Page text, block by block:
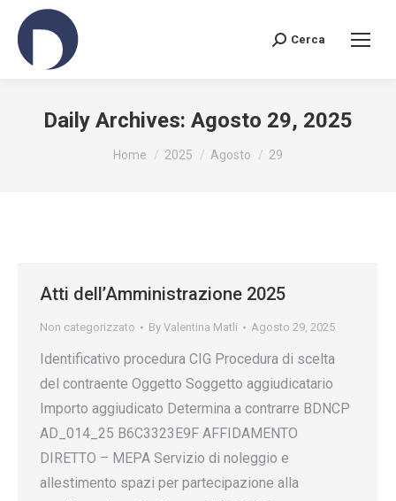
Search:
Cerca
Daily Archives: Agosto 29, 2025
You are here:
Home 2025 Agosto 29
Atti dell’Amministrazione 2025
Non categorizzato By Valentina Matli Agosto 29, 2025
Identificativo procedura CIG Procedura di scelta
del contraente Oggetto Soggetto aggiudicatario
Importo aggiudicato Determina a contrarre BDNCP
AD_014_25 B6C3323E9F AFFIDAMENTO
DIRETTO – MEPA Servizio di noleggio e
allestimento spazi per partecipazione alla